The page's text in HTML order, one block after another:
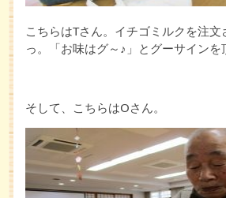
こちらはTさん。イチゴミルクを注
っ。「お味はグ～♪」とグーサインを
そして、こちらはOさん。